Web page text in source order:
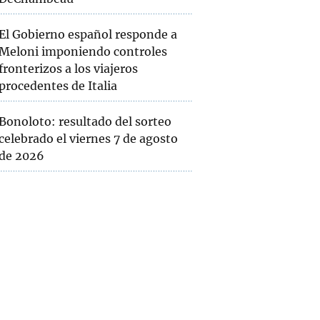
Gobierno español responde a
imponiendo controles
a los viajeros
de Italia
resultado del sorteo
el viernes 7 de agosto
2026